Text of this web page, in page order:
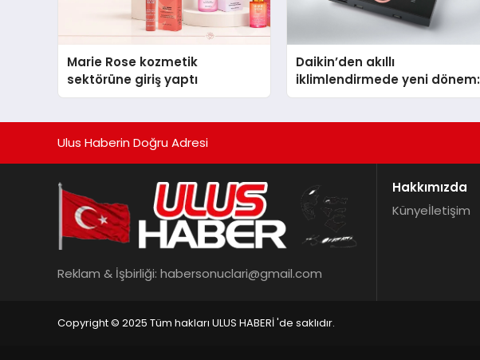
Marie Rose kozmetik
sektörüne giriş yaptı
Daikin’den akıllı
iklimlendirmede yeni dönem:
Madoka Plus Türkiye’de
Ulus Haberin Doğru Adresi
Reklam & İşbirliği: habersonuclari@gmail.com
Hakkımızda
Künyeİletişim
Copyright © 2025 Tüm hakları ULUS HABERİ 'de saklıdır.